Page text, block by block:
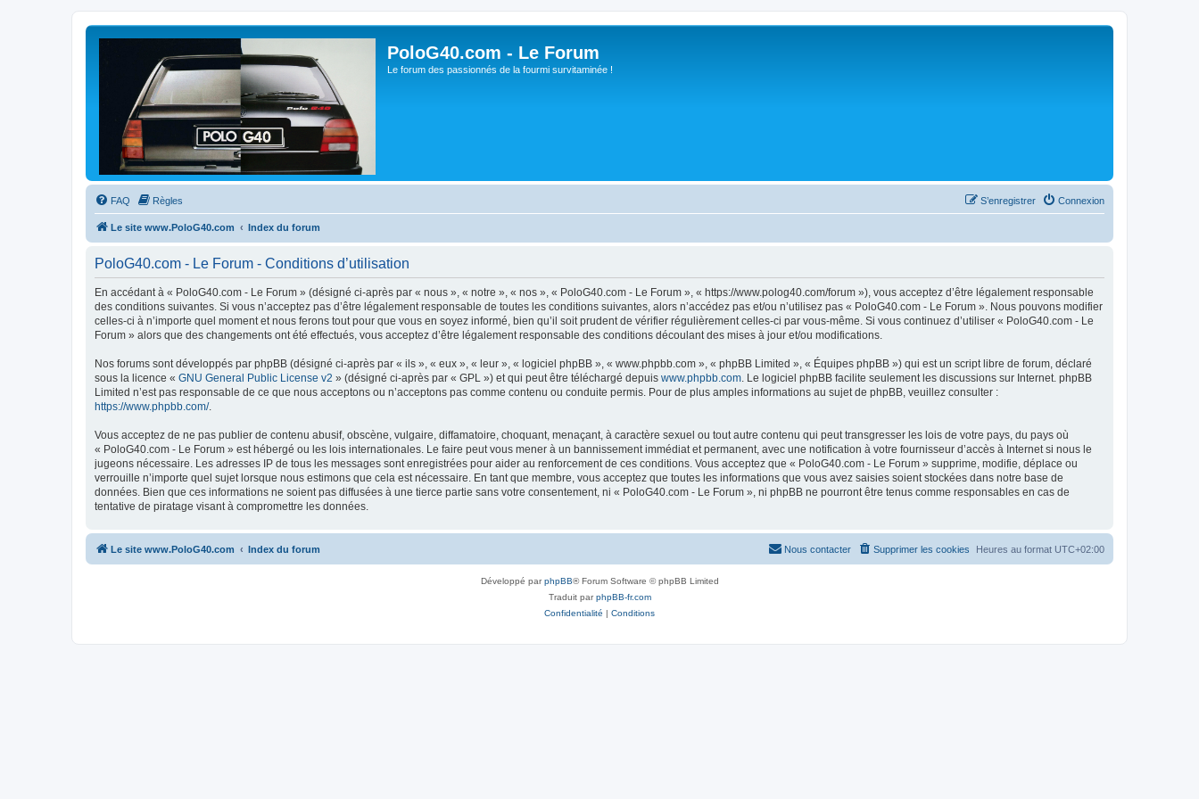
PoloG40.com - Le Forum
Le forum des passionnés de la fourmi survitaminée !
FAQ Règles Connexion
S’enregistrer
Le site www.PoloG40.com Index du forum
PoloG40.com - Le Forum - Conditions d’utilisation
En accédant à « PoloG40.com - Le Forum » (désigné ci-après par « nous », « notre », « nos », « PoloG40.com - Le Forum », « https://www.polog40.com/forum »), vous acceptez d’être légalement responsable
des conditions suivantes. Si vous n’acceptez pas d’être légalement responsable de toutes les conditions suivantes, alors n’accédez pas et/ou n’utilisez pas « PoloG40.com - Le Forum ». Nous pouvons modifier
celles-ci à n’importe quel moment et nous ferons tout pour que vous en soyez informé, bien qu’il soit prudent de vérifier régulièrement celles-ci par vous-même. Si vous continuez d’utiliser « PoloG40.com - Le
Forum » alors que des changements ont été effectués, vous acceptez d’être légalement responsable des conditions découlant des mises à jour et/ou modifications.
Nos forums sont développés par phpBB (désigné ci-après par « ils », « eux », « leur », « logiciel phpBB », « www.phpbb.com », « phpBB Limited », « Équipes phpBB ») qui est un script libre de forum, déclaré
sous la licence « GNU General Public License v2 » (désigné ci-après par « GPL ») et qui peut être téléchargé depuis www.phpbb.com. Le logiciel phpBB facilite seulement les discussions sur Internet. phpBB
Limited n’est pas responsable de ce que nous acceptons ou n’acceptons pas comme contenu ou conduite permis. Pour de plus amples informations au sujet de phpBB, veuillez consulter :
https://www.phpbb.com/.
Vous acceptez de ne pas publier de contenu abusif, obscène, vulgaire, diffamatoire, choquant, menaçant, à caractère sexuel ou tout autre contenu qui peut transgresser les lois de votre pays, du pays où
« PoloG40.com - Le Forum » est hébergé ou les lois internationales. Le faire peut vous mener à un bannissement immédiat et permanent, avec une notification à votre fournisseur d’accès à Internet si nous le
jugeons nécessaire. Les adresses IP de tous les messages sont enregistrées pour aider au renforcement de ces conditions. Vous acceptez que « PoloG40.com - Le Forum » supprime, modifie, déplace ou
verrouille n’importe quel sujet lorsque nous estimons que cela est nécessaire. En tant que membre, vous acceptez que toutes les informations que vous avez saisies soient stockées dans notre base de
données. Bien que ces informations ne soient pas diffusées à une tierce partie sans votre consentement, ni « PoloG40.com - Le Forum », ni phpBB ne pourront être tenus comme responsables en cas de
tentative de piratage visant à compromettre les données.
Le site www.PoloG40.com Index du forum Heures au format UTC+02:00
Supprimer les cookies
Nous contacter
Développé parphpBB® Forum Software © phpBB Limited
Traduit parphpBB-fr.com
Confidentialité | Conditions